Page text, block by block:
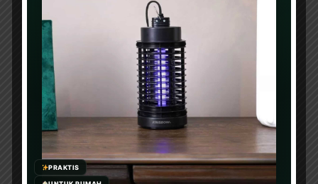
BANTU KAMI DENGAN DONASI
PRAKTIS